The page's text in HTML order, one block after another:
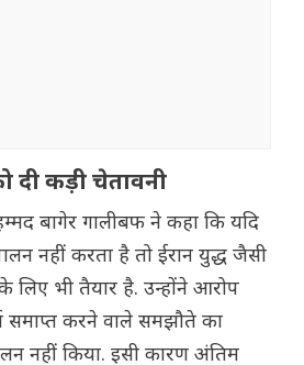
दी कड़ी चेतावनी
बागेर गालीबफ ने कहा कि यदि
नहीं करता है तो ईरान युद्ध जैसी
लिए भी तैयार है. उन्होंने आरोप
समाप्त करने वाले समझौते का
नहीं किया. इसी कारण अंतिम